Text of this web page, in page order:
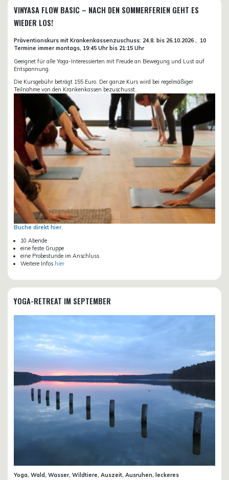
VINYASA FLOW BASIC – NACH DEN SOMMERFERIEN GEHT ES
WIEDER LOS!
Präventionskurs mit Krankenkassenzuschuss: 24.8. bis 26.10.2026 , 10
Termine immer montags, 19:45 Uhr bis 21:15 Uhr
Geeignet für alle Yoga-Interessierten mit Freude an Bewegung und Lust auf
Entspannung.
Die Kursgebühr beträgt 155 Euro. Der ganze Kurs wird bei regelmäßiger
Teilnahme von den Krankenkassen bezuschusst.
Buche direkt hier.
10 Abende
eine feste Gruppe
eine Probestunde im Anschluss
Weitere Infos hier
YOGA-RETREAT IM SEPTEMBER
Yoga, Wald, Wasser, Wildtiere, Auszeit, Ausruhen, leckeres